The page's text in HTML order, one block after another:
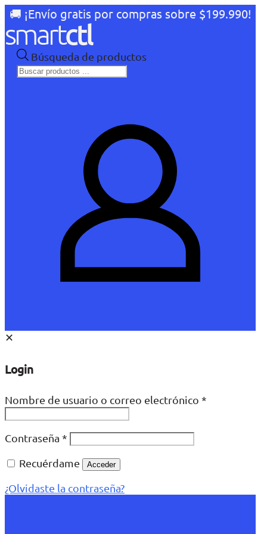
🚚 ¡Envío gratis por compras sobre $199.990!
Búsqueda de productos
✕
Login
Nombre de usuario o correo electrónico *
Contraseña *
Recuérdame
Acceder
¿Olvidaste la contraseña?